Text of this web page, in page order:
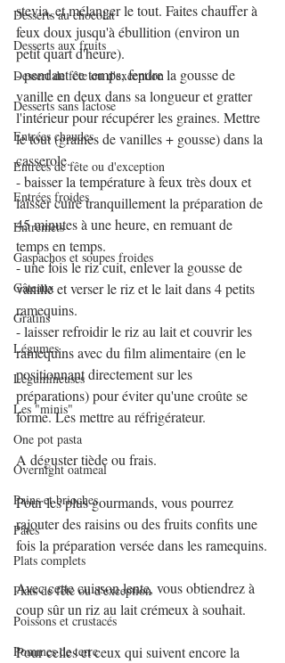
Desserts au chocolat
Desserts aux fruits
Dessert de fête ou d'exception
Desserts sans lactose
Entrées chaudes
Entrées de fête ou d'exception
Entrées froides
Entremets
Gaspachos et soupes froides
Gâteaux
Gratins
Légumes
Légumineuses
Les "minis"
One pot pasta
Overnight oatmeal
Pains et brioches
Pâtes
Plats complets
Plats de fête ou d'exception
Poissons et crustacés
Pommes de terre
stevia, et mélanger le tout. Faites chauffer à
feux doux jusqu'à ébullition (environ un
petit quart d'heure).
- pendant ce temps, fendre la gousse de
vanille en deux dans sa longueur et gratter
l'intérieur pour récupérer les graines. Mettre
le tout (graines de vanilles + gousse) dans la
casserole.
- baisser la température à feux très doux et
laisser cuire tranquillement la préparation de
45 minutes à une heure, en remuant de
temps en temps.
- une fois le riz cuit, enlever la gousse de
vanille et verser le riz et le lait dans 4 petits
ramequins.
- laisser refroidir le riz au lait et couvrir les
ramequins avec du film alimentaire (en le
positionnant directement sur les
préparations) pour éviter qu'une croûte se
forme. Les mettre au réfrigérateur.
A déguster tiède ou frais.
Pour les plus gourmands, vous pourrez
rajouter des raisins ou des fruits confits une
fois la préparation versée dans les ramequins.
Avec cette cuisson lente, vous obtiendrez à
coup sûr un riz au lait crémeux à souhait.
Pour celles et ceux qui suivent encore la